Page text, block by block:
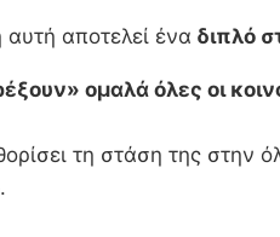
αποτελεί ένα διπλό
ομαλά όλες οι
τη στάση της στην